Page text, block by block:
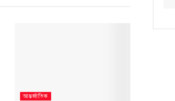
আন্তর্জাতিক